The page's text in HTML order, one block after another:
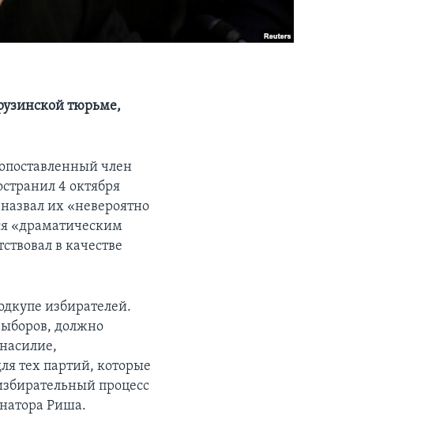
тюрьме,
член
4 октября
их «невероятно
«драматическим
в качестве
избирателей.
должно
тех партий, которые
процесс
Риша.